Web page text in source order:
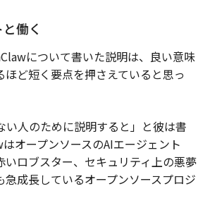
働く
について書いた説明は、良い意味
ほど短く要点を押さえていると思っ
い人のために説明すると」と彼は書
オープンソースのAIエージェント
いロブスター、セキュリティ上の悪夢
急成長しているオープンソースプロジ